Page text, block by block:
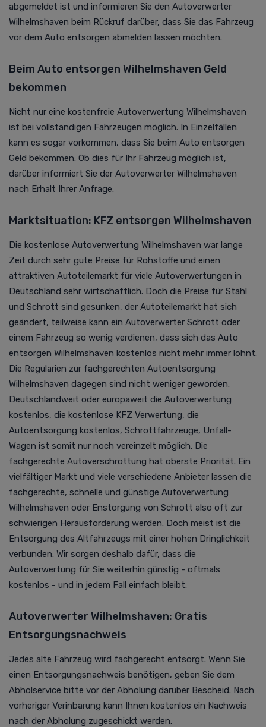
abgemeldet ist und informieren Sie den Autoverwerter
Wilhelmshaven beim Rückruf darüber, dass Sie das Fahrzeug
vor dem Auto entsorgen abmelden lassen möchten.
Beim Auto entsorgen Wilhelmshaven Geld
bekommen
Nicht nur eine kostenfreie Autoverwertung Wilhelmshaven
ist bei vollständigen Fahrzeugen möglich. In Einzelfällen
kann es sogar vorkommen, dass Sie beim Auto entsorgen
Geld bekommen. Ob dies für Ihr Fahrzeug möglich ist,
darüber informiert Sie der Autoverwerter Wilhelmshaven
nach Erhalt Ihrer Anfrage.
Marktsituation: KFZ entsorgen Wilhelmshaven
Die kostenlose Autoverwertung Wilhelmshaven war lange
Zeit durch sehr gute Preise für Rohstoffe und einen
attraktiven Autoteilemarkt für viele Autoverwertungen in
Deutschland sehr wirtschaftlich. Doch die Preise für Stahl
und Schrott sind gesunken, der Autoteilemarkt hat sich
geändert, teilweise kann ein Autoverwerter Schrott oder
einem Fahrzeug so wenig verdienen, dass sich das Auto
entsorgen Wilhelmshaven kostenlos nicht mehr immer lohnt.
Die Regularien zur fachgerechten Autoentsorgung
Wilhelmshaven dagegen sind nicht weniger geworden.
Deutschlandweit oder europaweit die Autoverwertung
kostenlos, die kostenlose KFZ Verwertung, die
Autoentsorgung kostenlos, Schrottfahrzeuge, Unfall-
Wagen ist somit nur noch vereinzelt möglich. Die
fachgerechte Autoverschrottung hat oberste Priorität. Ein
vielfältiger Markt und viele verschiedene Anbieter lassen die
fachgerechte, schnelle und günstige Autoverwertung
Wilhelmshaven oder Enstorgung von Schrott also oft zur
schwierigen Herausforderung werden. Doch meist ist die
Entsorgung des Altfahrzeugs mit einer hohen Dringlichkeit
verbunden. Wir sorgen deshalb dafür, dass die
Autoverwertung für Sie weiterhin günstig - oftmals
kostenlos - und in jedem Fall einfach bleibt.
Autoverwerter Wilhelmshaven: Gratis
Entsorgungsnachweis
Jedes alte Fahrzeug wird fachgerecht entsorgt. Wenn Sie
einen Entsorgungsnachweis benötigen, geben Sie dem
Abholservice bitte vor der Abholung darüber Bescheid. Nach
vorheriger Verinbarung kann Ihnen kostenlos ein Nachweis
nach der Abholung zugeschickt werden.